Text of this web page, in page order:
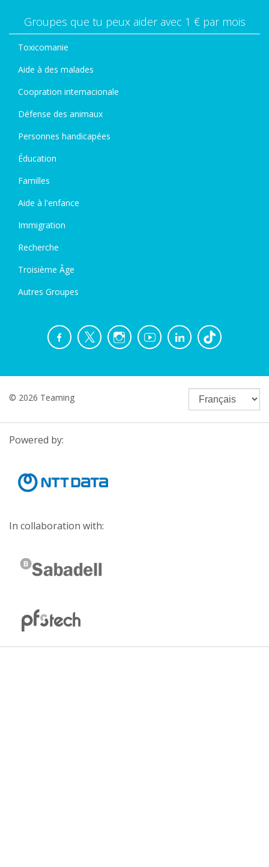
Groupes que tu peux aider avec 1 € par mois
Toxicomanie
Aide à des malades
Coopration internacionale
Défense des animaux
Personnes handicapées
Éducation
Familles
Aide à l'enfance
Immigration
Recherche
Troisième Âge
Autres Groupes
© 2026 Teaming
Powered by:
In collaboration with: